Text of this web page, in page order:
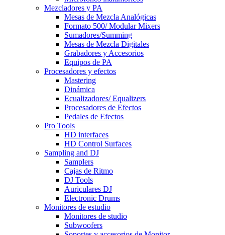
Mezcladores y PA
Mesas de Mezcla Analógicas
Formato 500/ Modular Mixers
Sumadores/Summing
Mesas de Mezcla Digitales
Grabadores y Accesorios
Equipos de PA
Procesadores y efectos
Mastering
Dinámica
Ecualizadores/ Equalizers
Procesadores de Efectos
Pedales de Efectos
Pro Tools
HD interfaces
HD Control Surfaces
Sampling and DJ
Samplers
Cajas de Ritmo
DJ Tools
Auriculares DJ
Electronic Drums
Monitores de estudio
Monitores de studio
Subwoofers